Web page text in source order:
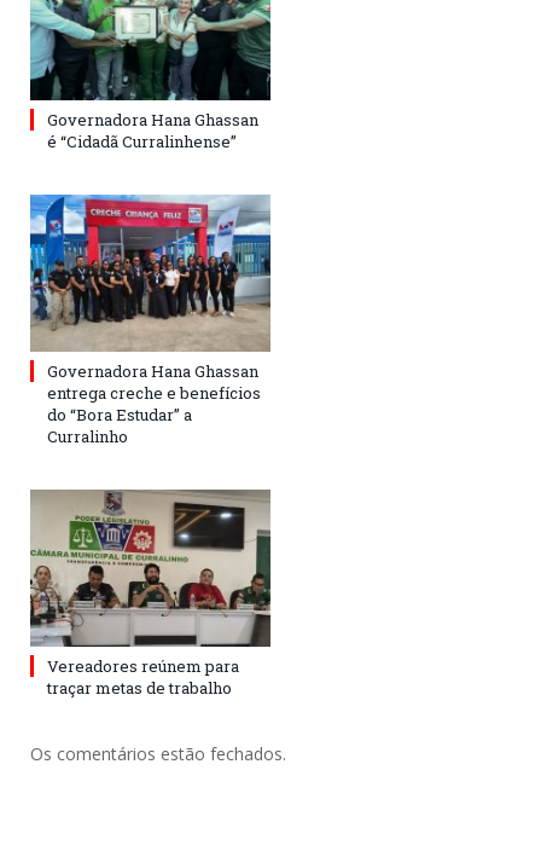
Governadora Hana Ghassan
é “Cidadã Curralinhense”
Governadora Hana Ghassan
entrega creche e benefícios
do “Bora Estudar” a
Curralinho
Vereadores reúnem para
traçar metas de trabalho
Os comentários estão fechados.